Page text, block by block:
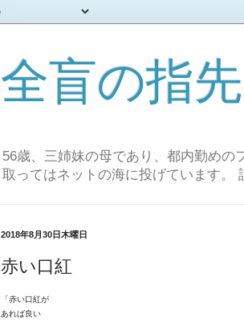
全盲の指先
56歳、三姉妹の母であり、都内勤めの
取ってはネットの海に投げています。
2018年8月30日木曜日
赤い口紅
「赤い口紅が
あれば良い